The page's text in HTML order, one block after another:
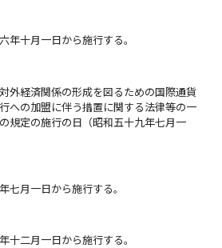
年十月一日から施行する。
外経済関係の形成を図るための国際通貨
への加盟に伴う措置に関する法律等の一
規定の施行の日（昭和五十九年七月一
七月一日から施行する。
十二月一日から施行する。